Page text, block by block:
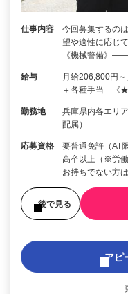
仕事内容
今回募集するの
望や適性に応じ
《機械警備》
給与
月給206,800円
＋各種手当 《
勤務地
兵庫県内各エリ
配属）
応募資格
要普通免許（AT
高卒以上（※労
お持ちでない方
後で見る
アピ